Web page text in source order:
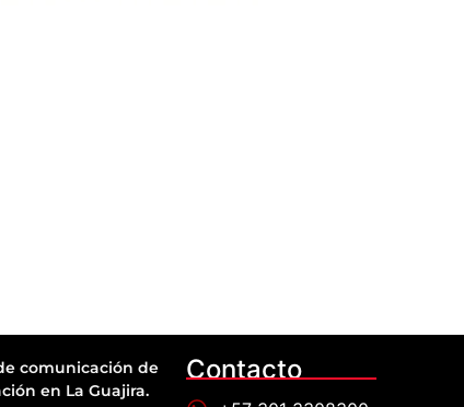
comunicación de
en La Guajira.
Contacto